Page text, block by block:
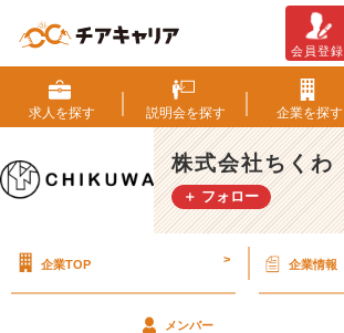
会
（2
月
編）
【株
式
く
会員登録
求人を探す 説明会を探す 企業を探す
株式会社ちくわ
＋ フォロー
企業TOP > 企業情報
メンバー